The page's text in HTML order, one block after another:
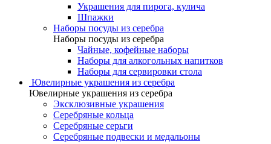
Украшения для пирога, кулича
Шпажки
Наборы посуды из серебра
Наборы посуды из серебра
Чайные, кофейные наборы
Наборы для алкогольных напитков
Наборы для сервировки стола
Ювелирные украшения из серебра
Ювелирные украшения из серебра
Эксклюзивные украшения
Серебряные кольца
Серебряные серьги
Серебряные подвески и медальоны